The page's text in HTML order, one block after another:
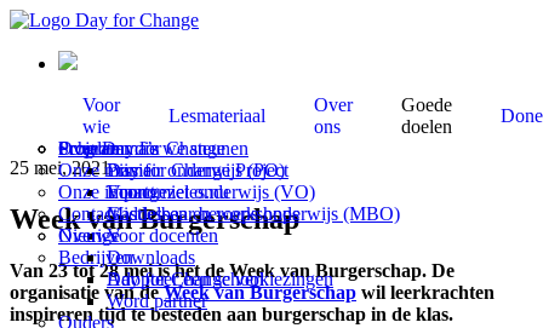
Voor
wie
Scholen
Primair onderwijs (PO)
Voortgezet onderwijs (VO)
Middelbaar beroeps onderwijs (MBO)
Voor docenten
Bedrijven
Adopteer een school
Word partner
Ouders
Lesmateriaal
Programma’s
Day for Change Project
Economieles.nu
Gastlessen en workshops
Overige
Downloads
Day for Change verkiezingen
Over
ons
Over Day for Change
Onze missie
Onze impact
Contact
Nieuws
Goede
doelen
Projecten die we steunen
25 mei, 2021
Week van Burgerschap
Van 23 tot 28 mei is het de Week van Burgerschap. De
organisatie van deWeek van Burgerschap wil leerkrachten
inspireren tijd te besteden aan burgerschap in de klas.